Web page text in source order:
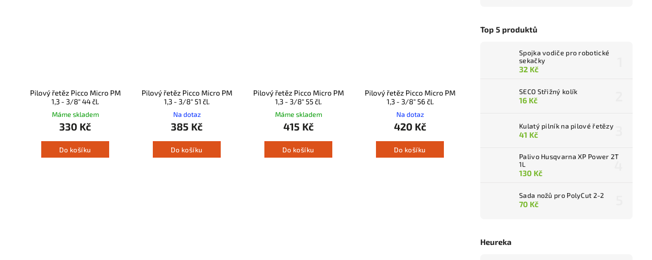
Top 5 produktů
Spojka vodiče pro robotické
sekačky
32 Kč
SECO Střižný kolík
16 Kč
Kulatý pilník na pilové řetězy
41 Kč
Palivo Husqvarna XP Power 2T
1L
130 Kč
Sada nožů pro PolyCut 2-2
70 Kč
Heureka
Pilový řetěz Picco Micro PM
1,3 - 3/8" 44 čl.
Máme skladem
330 Kč
Do košíku
Pilový řetěz Picco Micro PM
1,3 - 3/8" 51 čl.
Na dotaz
385 Kč
Do košíku
Pilový řetěz Picco Micro PM
1,3 - 3/8" 55 čl.
Máme skladem
415 Kč
Do košíku
Pilový řetěz Picco Micro PM
1,3 - 3/8" 56 čl.
Na dotaz
420 Kč
Do košíku